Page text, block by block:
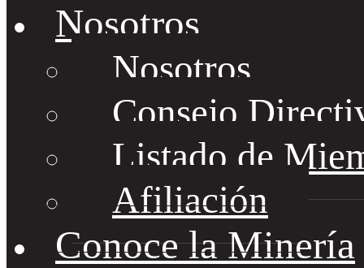
Nosotros
Nosotros
Consejo
Listado de
Afiliación
Conoce la Minería